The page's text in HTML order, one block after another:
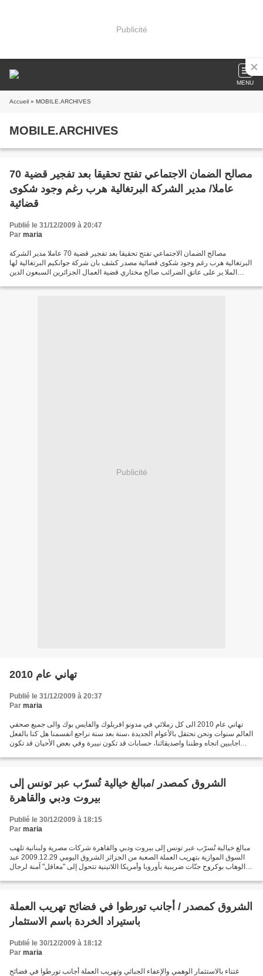
Publicité
MENU
Accueil » MOBILE.ARCHIVES
MOBILE.ARCHIVES
مصالح الضمان الاجتماعي تفتح تحقيقا بعد تفجير قضية 70
عاملا/ مدير الشركة البرتغالية هرب رغم وجود شكوى
قضائية
Publié le 31/12/2009 à 20:47
Par maria
مصالح الضمان الاجتماعي تفتح تحقيقا بعد تفجير قضية 70 عاملا مدير الشركة
البرتغالية هرب رغم وجود شكوى قضائية مصدر كشف بان شركة جوانكيم البرتغالية لها
الملا ير على عاتق الضرائب صالح مختاري قضية العمال الجزائرين السبعون الدين
Publicité
تهاني عام 2010
Publié le 31/12/2009 à 20:37
Par maria
تهاني عام 2010 الى كل زملائي في مدونو افربلوك والفايس بوك والى جميع صحفي
العالم سنوات ونحن نحتفل بالأعوام الجديدة ،سنة بعد سنة نراجع انفسمنا هل كنا بالفعل
اجاببين اتجاه وطننا واصديقائنا، حسابات قد تكون نييرة وفي بعض الأحيان قد تكون
الشروق كمصدر /مبالغ خيالية تُسرّب عبر تونس إلى
بيروت ودبي والقاهرة
Publié le 30/12/2009 à 18:15
Par maria
مبالغ خيالية تُسرّب عبر تونس إلى بيروت ودبي والقاهرة شركات مصرية ولبنانية تلهب
السوق الموازية بتهريب العملة الصعبة من الجزائر الشروق اليومي 2009.12.29 عبد
الوهاب بوكروح جنّات ضريبية بأوروبا وأمريكا اللاتينية تتحول إلى "معاقل" آمنة لرجال
الشروق كمصدر / أجانب تورطوا في فضائح تهريب العملة
باستيراد الخردة باسم الاستثمار
Publié le 30/12/2009 à 18:12
Par maria
غتناء بالاستثمار الوهمي والإعفاء الجبائي وتهريب العملة أجانب تورطوا في فضائح